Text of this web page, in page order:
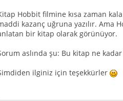
Hobbit filmine kısa zaman
kazanç uğruna yazılır. Ama
bir kitap olarak görünüyor.
aslında şu: Bu kitap ne
ilginiz için teşekkürler